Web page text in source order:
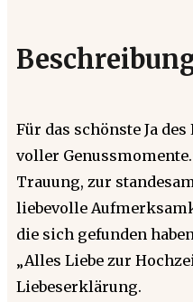
Für das schönste Ja
voller
Trauung, zur
liebevolle
die sich gefunden
„Alles Liebe zur
Liebeserklärung.